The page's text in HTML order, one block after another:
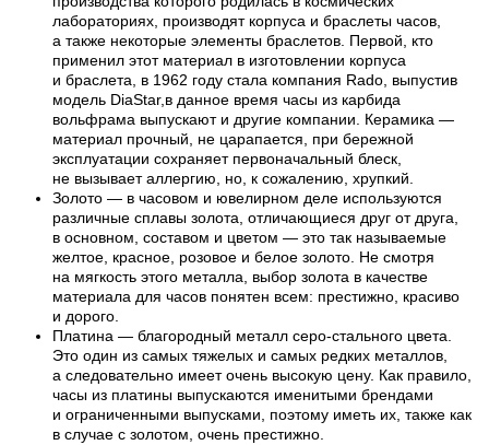
лабораториях, производят корпуса и браслеты часов,
а также некоторые элементы браслетов. Первой, кто
применил этот материал в изготовлении корпуса
и браслета, в 1962 году стала компания Rado, выпустив
модель DiaStar,в данное время часы из карбида
вольфрама выпускают и другие компании. Керамика —
материал прочный, не царапается, при бережной
эксплуатации сохраняет первоначальный блеск,
не вызывает аллергию, но, к сожалению, хрупкий.
Золото — в часовом и ювелирном деле используются
различные сплавы золота, отличающиеся друг от друга,
в основном, составом и цветом — это так называемые
желтое, красное, розовое и белое золото. Не смотря
на мягкость этого металла, выбор золота в качестве
материала для часов понятен всем: престижно, красиво
и дорого.
Платина — благородный металл серо-стального цвета.
Это один из самых тяжелых и самых редких металлов,
а следовательно имеет очень высокую цену. Как правило,
часы из платины выпускаются именитыми брендами
и ограниченными выпусками, поэтому иметь их, также как
в случае с золотом, очень престижно.